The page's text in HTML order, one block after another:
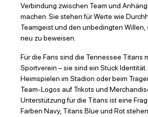
Verbindung zwischen Team und
machen. Sie stehen für Werte wie
Teamgeist und den unbedingten Willen,
neu zu beweisen.
Für die Fans sind die Tennessee Titans
Sportverein – sie sind ein Stück Identität.
Heimspielen im Stadion oder beim
Team-Logos auf Trikots und
Unterstützung für die Titans ist eine
Farben Navy, Titans Blue und Rot